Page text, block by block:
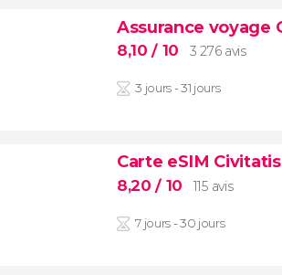
Assurance voyage
8,10/ 10 3 276 avis
3 jours - 31 jours
Carte eSIM
8,20/ 10 115 avis
7 jours - 30 jours